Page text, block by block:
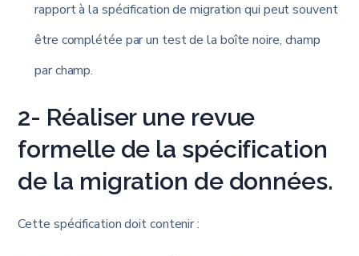
rapport à la spécification de migration qui peut souvent
être complétée par un test de la boîte noire, champ
par champ.
2- Réaliser une revue
formelle de la spécification
de la migration de données.
Cette spécification doit contenir :